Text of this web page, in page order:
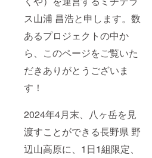
ス山浦 昌浩と申します。数
あるプロジェクトの中か
ら、このページをご覧いた
だきありがとうございま
す！
2024年4月末、八ヶ岳を見
渡すことができる長野県 野
辺山高原に、1日1組限定、